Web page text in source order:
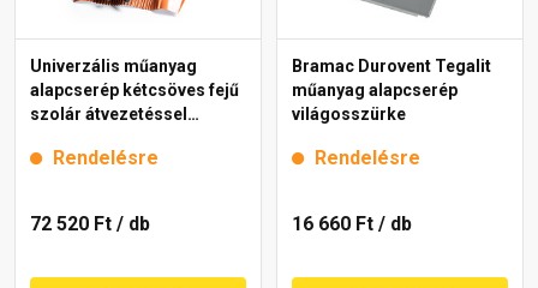
Univerzális műanyag
alapcserép kétcsöves fejű
szolár átvezetéssel
Rendelésre
72 520 Ft / db
Bramac Durovent Tegalit
műanyag alapcserép
világosszürke
Rendelésre
16 660 Ft / db